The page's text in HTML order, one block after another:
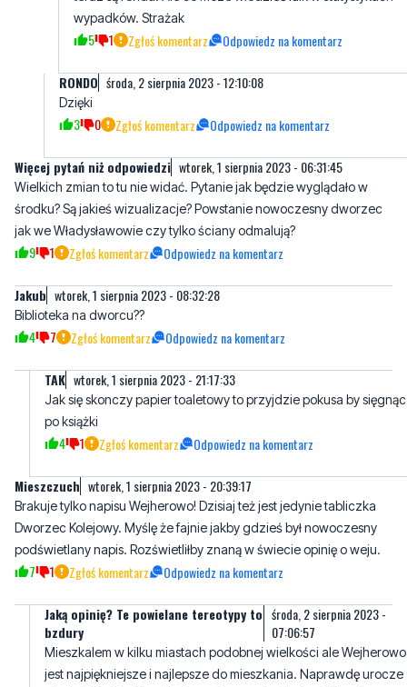
RONDO środa, 2 sierpnia 2023 - 12:10:08
Dzięki
Więcej pytań niż odpowiedzi
Wielkich zmian to tu nie widać. Pytanie jak będzie wyglądało w
jak we Władysławowie czy tylko ściany odmalują?
9 1 Zgłoś komentarz Odpowiedz na komentarz
Jakub wtorek, 1 sierpnia 2023 - 08:32:28
Biblioteka na dworcu??
TAK wtorek, 1 sierpnia 2023 - 21:17:33
Jak się skonczy papier toaletowy to przyjdzie pokusa by sięgnąc
4 1 Zgłoś komentarz Odpowiedz na komentarz
Mieszczuch wtorek, 1 sierpnia 2023 - 20:39:17
Brakuje tylko napisu Wejherowo! Dzisiaj też jest jedynie tabliczka
podświetlany napis. Rozświetliłby znaną w świecie opinię o weju.
7 1 Zgłoś komentarz Odpowiedz na komentarz
Jaką opinię? Te powielane tereotypy to
bzdury
środa, 2 sierpnia 2023 -
07:06:57
jest najpiękniejsze i najlepsze do mieszkania. Naprawdę urocze
miasto i fajni ludzie. A te stereotypy o mieście to stek bzdur
rozpowszechnianych przez przybyłe do Gdyni słoje, które
leczą swoje kompleksy. I taka jest cała prawda...